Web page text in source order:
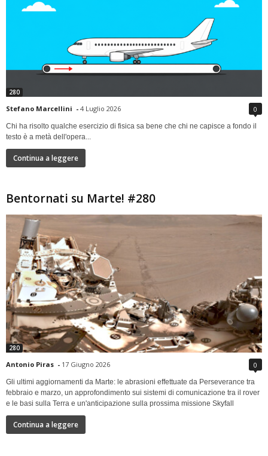
280
Stefano Marcellini - 4 Luglio 2026 0
Chi ha risolto qualche esercizio di fisica sa bene che chi ne capisce a fondo il
testo è a metà dell'opera...
Continua a leggere
Bentornati su Marte! #280
280
Antonio Piras - 17 Giugno 2026 0
Gli ultimi aggiornamenti da Marte: le abrasioni effettuate da Perseverance tra
febbraio e marzo, un approfondimento sui sistemi di comunicazione tra il rover
e le basi sulla Terra e un'anticipazione sulla prossima missione Skyfall
Continua a leggere